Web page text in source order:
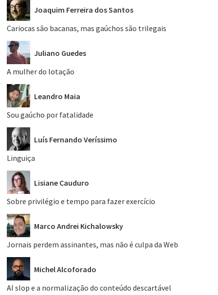
Joaquim Ferreira dos Santos
Cariocas são bacanas, mas gaúchos são trilegais
Juliano Guedes
A mulher do lotação
Leandro Maia
Sou gaúcho por fatalidade
Luís Fernando Veríssimo
Linguiça
Lisiane Cauduro
Sobre privilégio e tempo para fazer exercício
Marco Andrei Kichalowsky
Jornais perdem assinantes, mas não é culpa da Web
Michel Alcoforado
AI slop e a normalização do conteúdo descartável